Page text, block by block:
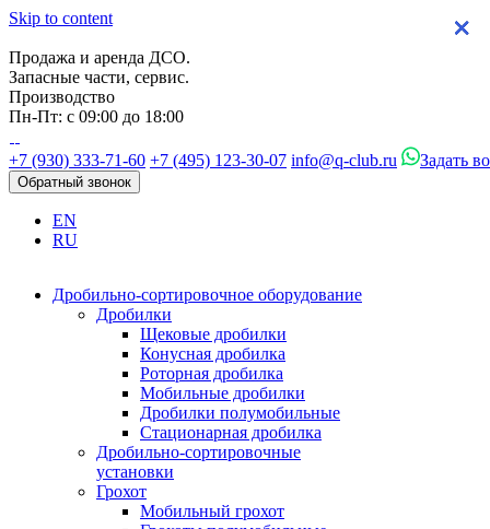
Skip to content
Продажа и аренда ДСО.
Запасные части, сервис.
Производство
Пн-Пт: с 09:00 до 18:00
+7 (930) 333-71-60 +7 (495) 123-30-07 info@q-club.ru Задать
Обратный звонок
EN
RU
Дробильно-сортировочное оборудование
Дробилки
Щековые дробилки
Конусная дробилка
Роторная дробилка
Мобильные дробилки
Дробилки полумобильные
Стационарная дробилка
Дробильно-сортировочные
установки
Грохот
Мобильный грохот
×
×
×
×